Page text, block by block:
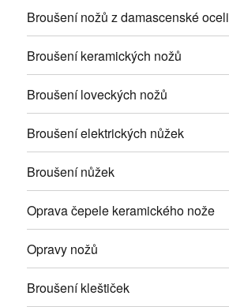
Broušení nožů z damascenské oceli
Broušení keramických nožů
Broušení loveckých nožů
Broušení elektrických nůžek
Broušení nůžek
Oprava čepele keramického nože
Opravy nožů
Broušení kleštiček